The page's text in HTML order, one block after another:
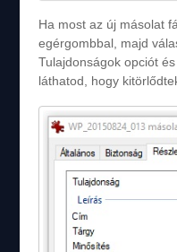
Ha most az új másolat
egérgombbal, majd
Tulajdonságok opciót
láthatod, hogy